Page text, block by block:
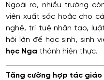
Ngoài ra, nhiều trường
viên xuất sắc hoặc cho
nghệ, trí tuệ nhân tạo,
hội lớn để học sinh, sinh
học Nga thành hiện thực.
Tăng cường hợp tác giáo